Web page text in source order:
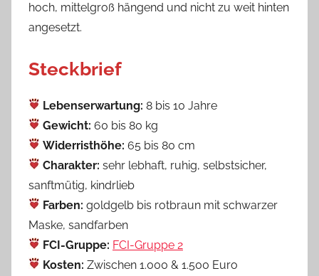
hoch, mittelgroß hängend und nicht zu weit hinten
angesetzt.
Steckbrief
Lebenserwartung: 8 bis 10 Jahre
Gewicht: 60 bis 80 kg
Widerristhöhe: 65 bis 80 cm
Charakter: sehr lebhaft, ruhig, selbstsicher,
sanftmütig, kindrlieb
Farben: goldgelb bis rotbraun mit schwarzer
Maske, sandfarben
FCI-Gruppe: FCI-Gruppe 2
Kosten: Zwischen 1.000 & 1.500 Euro